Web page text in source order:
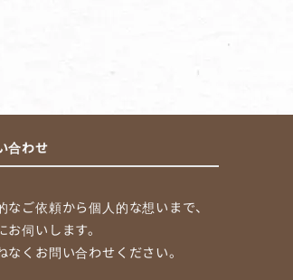
合わせ
なご依頼から個人的な想いまで、
お伺いします。
なくお問い合わせください。